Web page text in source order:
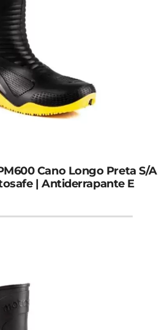
Cano Longo Preta S/A
| Antiderrapante E